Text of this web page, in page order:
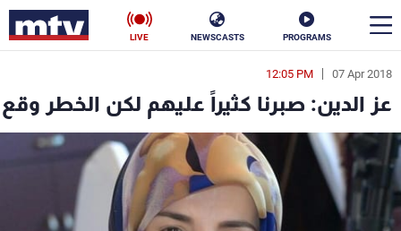
PROGRAMS
NEWSCASTS
LIVE
07 Apr 2018
12:05 PM
عز الدين: صبرنا كثيراً عليهم لكن الخطر وقع
en
الأخبار
سياسة ناس
إقتصاد فن